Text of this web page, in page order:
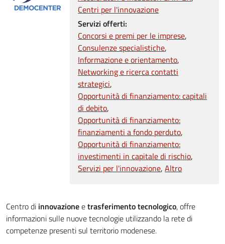
Centri per l'innovazione
Servizi offerti:
Concorsi e premi per le imprese
Consulenze specialistiche
Informazione e orientamento
Networking e ricerca contatti
strategici
Opportunità di finanziamento: capitali
di debito
Opportunità di finanziamento:
finanziamenti a fondo perduto
Opportunità di finanziamento:
investimenti in capitale di rischio
Servizi per l'innovazione Altro
Centro di innovazioneetrasferimento tecnologico, offre
informazioni sulle nuove tecnologie utilizzando la rete di
competenze presenti sul territorio modenese.